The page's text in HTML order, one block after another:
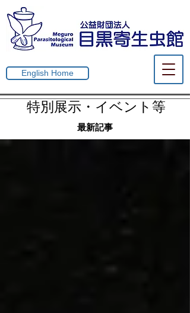
English Home
​ 特別展示・イベント等
最新記事